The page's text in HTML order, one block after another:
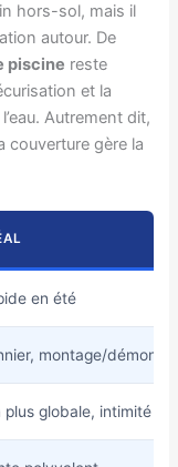
hors-sol, mais il
autour. De
piscine reste
et la
Autrement dit,
couverture gère la
en été
montage/
plus globale, intimité